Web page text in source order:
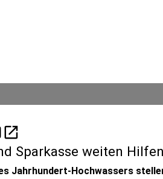
open_in_new
Sparkasse weiten
Jahrhundert-Hochwassers